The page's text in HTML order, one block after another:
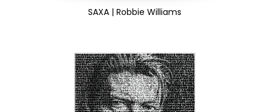
SAXA | Robbie Williams